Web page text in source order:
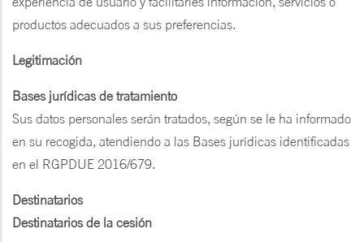
productos adecuados a sus preferencias.
Legitimación
Bases jurídicas de tratamiento
Sus datos personales serán tratados, según se le ha informado
en su recogida, atendiendo a las Bases jurídicas identificadas
en el RGPDUE 2016/679.
Destinatarios
Destinatarios de la cesión